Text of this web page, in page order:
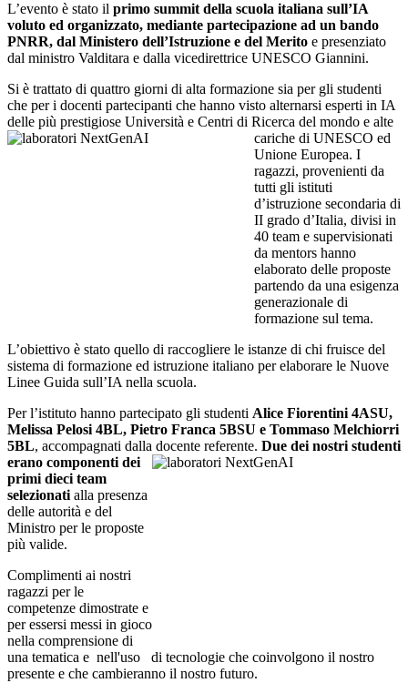
L’evento è stato il primo summit della scuola italiana sull’IA
voluto ed organizzato, mediante partecipazione ad un bando
PNRR, dal Ministero dell’Istruzione e del Merito e presenziato
dal ministro Valditara e dalla vicedirettrice UNESCO Giannini.
Si è trattato di quattro giorni di alta formazione sia per gli studenti
che per i docenti partecipanti che hanno visto alternarsi esperti in IA
delle più prestigiose Università e Centri di Ricerca del mondo e alte
cariche di UNESCO ed
Unione Europea. I
ragazzi, provenienti da
tutti gli istituti
d’istruzione secondaria di
II grado d’Italia, divisi in
40 team e supervisionati
da mentors hanno
elaborato delle proposte
partendo da una esigenza
generazionale di
formazione sul tema.
L’obiettivo è stato quello di raccogliere le istanze di chi fruisce del
sistema di formazione ed istruzione italiano per elaborare le Nuove
Linee Guida sull’IA nella scuola.
Per l’istituto hanno partecipato gli studenti Alice Fiorentini 4ASU,
Melissa Pelosi 4BL, Pietro Franca 5BSU e Tommaso Melchiorri
5BL, accompagnati dalla docente referente. Due dei nostri studenti
erano componenti dei
primi dieci team
selezionati alla presenza
delle autorità e del
Ministro per le proposte
più valide.
Complimenti ai nostri
ragazzi per le
competenze dimostrate e
per essersi messi in gioco
nella comprensione di
una tematica e nell'uso di tecnologie che coinvolgono il nostro
presente e che cambieranno il nostro futuro.